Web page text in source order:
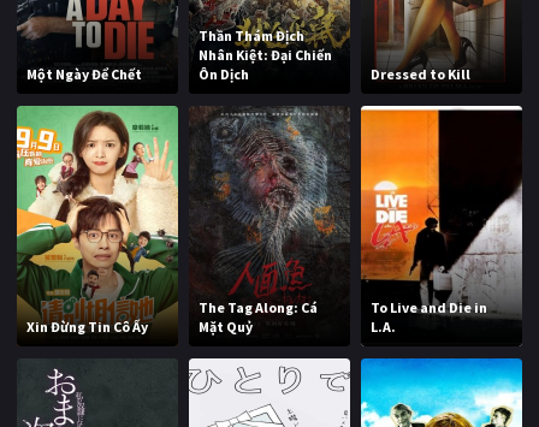
Một Ngày Để Chết
Thần Thám Địch
Nhân Kiệt: Đại Chiến
Ôn Dịch
Dressed to Kill
Xin Đừng Tin Cô Ấy
The Tag Along: Cá
Mặt Quỷ
To Live and Die in
L.A.